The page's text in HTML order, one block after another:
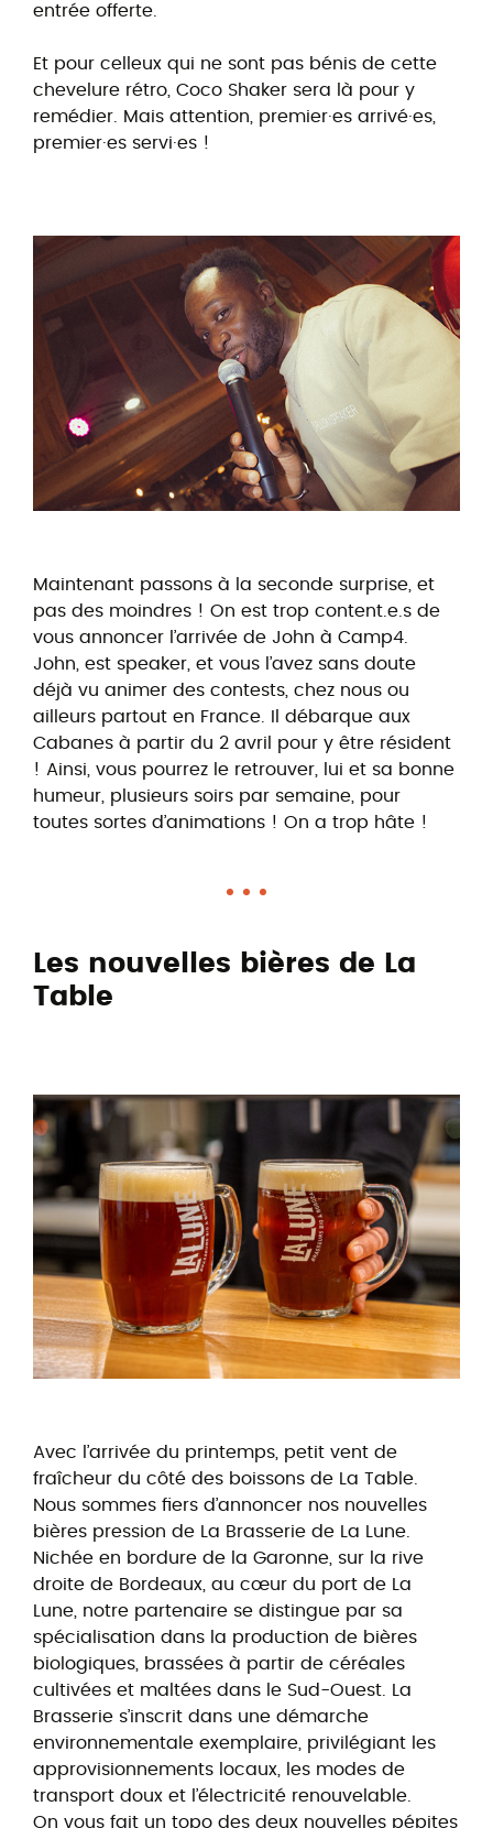
entrée offerte.
Et pour celleux qui ne sont pas bénis de cette
chevelure rétro, Coco Shaker sera là pour y
remédier. Mais attention, premier·es arrivé·es,
premier·es servi·es !
Maintenant passons à la seconde surprise, et
pas des moindres ! On est trop content.e.s de
vous annoncer l’arrivée de John à Camp4.
John, est speaker, et vous l’avez sans doute
déjà vu animer des contests, chez nous ou
ailleurs partout en France. Il débarque aux
Cabanes à partir du 2 avril pour y être résident
! Ainsi, vous pourrez le retrouver, lui et sa bonne
humeur, plusieurs soirs par semaine, pour
toutes sortes d’animations ! On a trop hâte !
Les nouvelles bières de La
Table
Avec l’arrivée du printemps, petit vent de
fraîcheur du côté des boissons de La Table.
Nous sommes fiers d’annoncer nos nouvelles
bières pression de La Brasserie de La Lune.
Nichée en bordure de la Garonne, sur la rive
droite de Bordeaux, au cœur du port de La
Lune, notre partenaire se distingue par sa
spécialisation dans la production de bières
biologiques, brassées à partir de céréales
cultivées et maltées dans le Sud-Ouest. La
Brasserie s’inscrit dans une démarche
environnementale exemplaire, privilégiant les
approvisionnements locaux, les modes de
transport doux et l’électricité renouvelable.
On vous fait un topo des deux nouvelles pépites